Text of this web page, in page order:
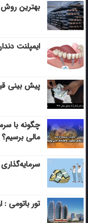
بهترین روش
ایمپلنت
پیش بینی
چگونه با
مالی برسیم؟
تور باتومی :